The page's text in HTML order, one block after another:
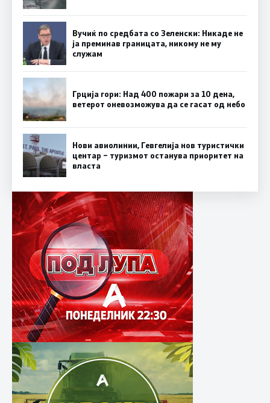
Вучиќ по средбата со Зеленски: Никаде не
ја преминав границата, никому не му
служам
Грција гори: Над 400 пожари за 10 дена,
ветерот оневозможува да се гасат од небо
Нови авиолинии, Гевгелија нов туристички
центар – туризмот останува приоритет на
власта